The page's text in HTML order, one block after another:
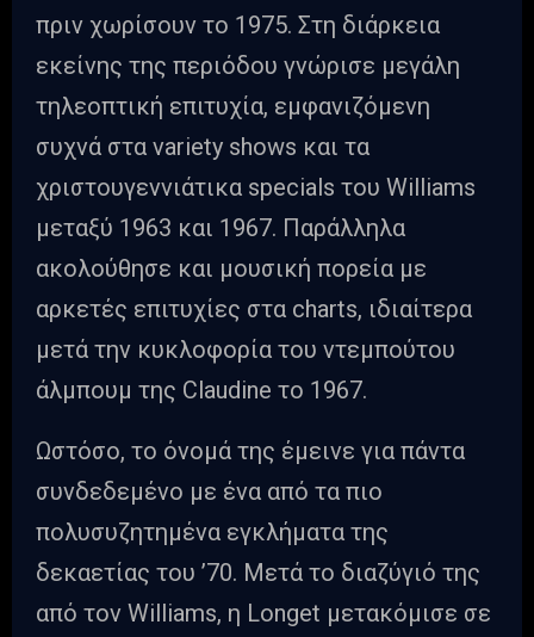
πριν χωρίσουν το 1975. Στη διάρκεια
εκείνης της περιόδου γνώρισε μεγάλη
τηλεοπτική επιτυχία, εμφανιζόμενη
συχνά στα variety shows και τα
χριστουγεννιάτικα specials του Williams
μεταξύ 1963 και 1967. Παράλληλα
ακολούθησε και μουσική πορεία με
αρκετές επιτυχίες στα charts, ιδιαίτερα
μετά την κυκλοφορία του ντεμπούτου
άλμπουμ της Claudine το 1967.
Ωστόσο, το όνομά της έμεινε για πάντα
συνδεδεμένο με ένα από τα πιο
πολυσυζητημένα εγκλήματα της
δεκαετίας του ’70. Μετά το διαζύγιό της
από τον Williams, η Longet μετακόμισε σε